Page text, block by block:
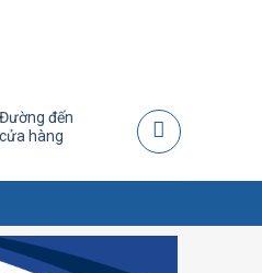
Đường đến
cửa hàng
& BÁO GIÁ NHANH CHÓNG.